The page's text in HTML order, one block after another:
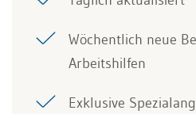
Wöchentlich neue
Arbeitshilfen
Exklusive